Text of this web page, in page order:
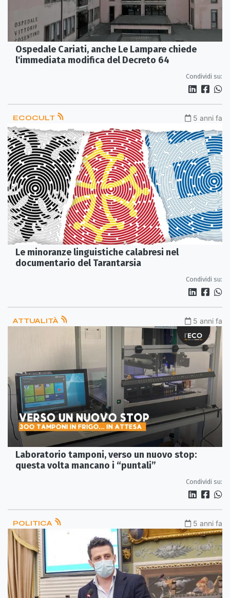
Ospedale Cariati, anche Le Lampare chiede
l'immediata modifica del Decreto 64
Condividi su:
ECOCULT 5 anni fa
Le minoranze linguistiche calabresi nel
documentario del Tarantarsia
Condividi su:
ATTUALITÀ 5 anni fa
Laboratorio tamponi, verso un nuovo stop:
questa volta mancano i “puntali”
Condividi su:
POLITICA 5 anni fa